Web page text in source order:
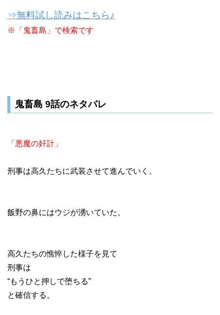
⇒無料試し読みはこちら♪
※「鬼畜島」で検索です
鬼畜島 9話のネタバレ
「悪魔の奸計」
刑事は高久たちに武装させて進んでいく。
飯野の鼻にはウジが湧いていた。
高久たちの憔悴した様子を見て
刑事は
“もうひと押しで堕ちる”
と確信する。